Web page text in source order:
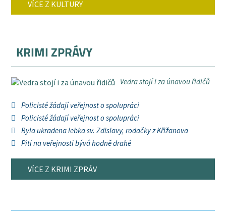
VÍCE Z KULTURY
KRIMI ZPRÁVY
Vedra stojí i za únavou řidičů
Policisté žádají veřejnost o spolupráci
Policisté žádají veřejnost o spolupráci
Byla ukradena lebka sv. Zdislavy, rodačky z Křižanova
Pití na veřejnosti bývá hodně drahé
VÍCE Z KRIMI ZPRÁV